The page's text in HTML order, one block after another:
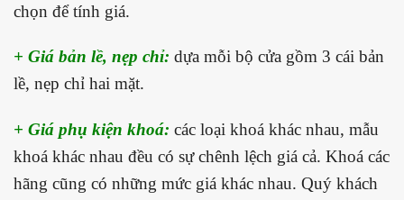
chọn để tính giá.
+ Giá bản lề, nẹp chỉ: dựa mỗi bộ cửa gồm 3 cái bản
lề, nẹp chỉ hai mặt.
+ Giá phụ kiện khoá: các loại khoá khác nhau, mẫu
khoá khác nhau đều có sự chênh lệch giá cả. Khoá các
hãng cũng có những mức giá khác nhau. Quý khách